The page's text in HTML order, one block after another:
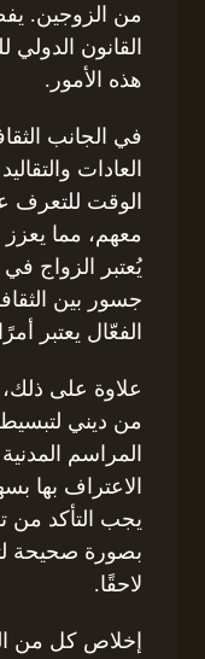
من الزوجين.
القانون
هذه الأمور.
في الجانب
العادات
الوقت للتعرف
معهم، مما
يُعتبر الزواج
جسور بين
الفعّال يعتبر
علاوة على ذلك،
من ديني
المراسم
الاعتراف بها
يجب التأكد من
بصورة صحيحة
لاحقًا.
إخلاص كل من